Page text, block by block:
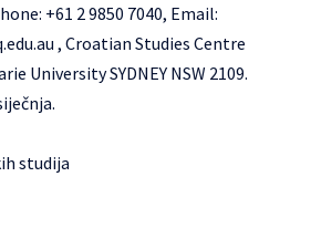
+61 2 9850 7040, Email:
, Croatian Studies Centre
University SYDNEY NSW 2109.
studija